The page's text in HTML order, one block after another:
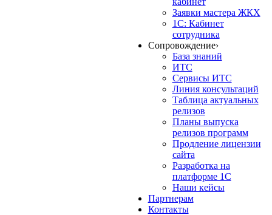
Заявки мастера ЖКХ
1С: Кабинет
сотрудника
Сопровождение›
База знаний
ИТС
Сервисы ИТС
Линия консультаций
Таблица актуальных
релизов
Планы выпуска
релизов программ
Продление лицензии
сайта
Разработка на
платформе 1С
Наши кейсы
Партнерам
Контакты